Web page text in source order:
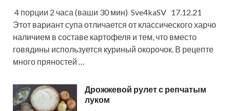
4 порции 2 часа (ваши 30 мин) Sve4kaSV 17.12.21
Этот вариант супа отличается от классического харчо
наличием в составе картофеля и тем, что вместо
говядины используется куриный окорочок. В рецепте
много пряностей …
Дрожжевой рулет с репчатым
луком